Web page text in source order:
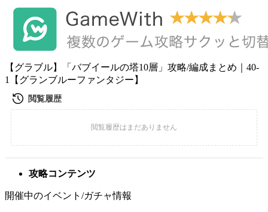
【グラブル】「バブイールの塔10層」攻略/編成まとめ｜40-
1【グランブルーファンタジー】
攻略コンテンツ
開催中のイベント/ガチャ情報